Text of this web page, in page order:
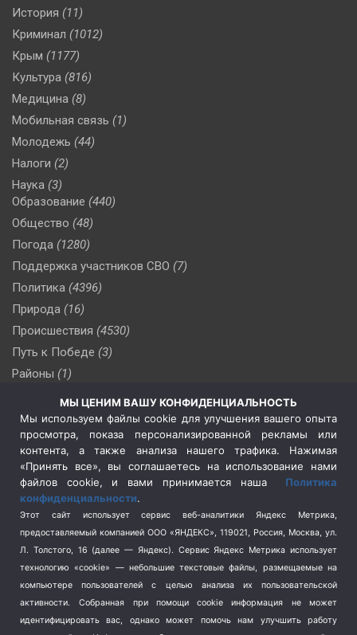
История (11)
Криминал (1012)
Крым (1177)
Культура (816)
Медицина (8)
Мобильная связь (1)
Молодежь (44)
Налоги (2)
Наука (3)
Образование (440)
Общество (48)
Погода (1280)
Поддержка участников СВО (7)
Политика (4396)
Природа (16)
Происшествия (4530)
Путь к Победе (3)
Районы (1)
(509)
Сельское хозяйство (3)
Социальная политика
(3)
Спецоперация в Украине
Спецоперация на Украине
(404)
Спорт (740)
Терроризм (1)
Транспорт (262)
Туризм (178)
МЫ ЦЕНИМ ВАШУ КОНФИДЕНЦИАЛЬНОСТЬ
Мы используем файлы cookie для улучшения вашего опыта
просмотра, показа персонализированной рекламы или
контента, а также анализа нашего трафика. Нажимая
«Принять все», вы соглашаетесь на использование нами
файлов cookie, и вами принимается наша Политика
конфиденциальности.
Этот сайт использует сервис веб-аналитики Яндекс Метрика,
предоставляемый компанией ООО «ЯНДЕКС», 119021, Россия, Москва, ул.
Л. Толстого, 16 (далее — Яндекс). Сервис Яндекс Метрика использует
технологию «cookie» — небольшие текстовые файлы, размещаемые на
компьютере пользователей с целью анализа их пользовательской
активности.
Собранная при помощи cookie информация не может
идентифицировать вас, однако может помочь нам улучшить работу